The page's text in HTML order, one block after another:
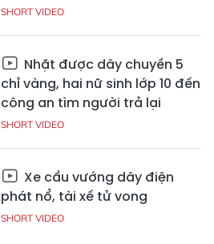
SHORT VIDEO
Nhặt được dây chuyền 5
chỉ vàng, hai nữ sinh lớp 10 đến
công an tìm người trả lại
SHORT VIDEO
Xe cẩu vướng dây điện
phát nổ, tài xế tử vong
SHORT VIDEO